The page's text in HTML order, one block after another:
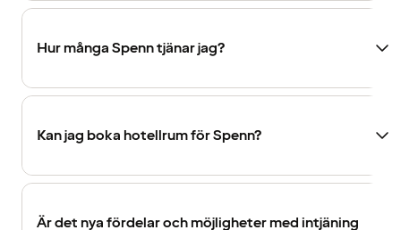
Hur många Spenn tjänar jag?
Kan jag boka hotellrum för Spenn?
Är det nya fördelar och möjligheter med intjäning